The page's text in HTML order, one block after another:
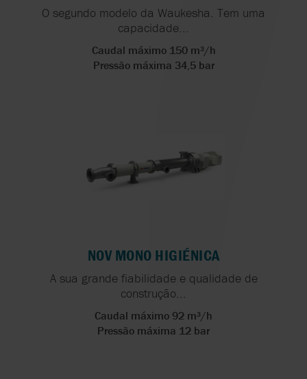
O segundo modelo da Waukesha. Tem uma
capacidade...
Caudal máximo 150 m³/h
Pressão máxima 34,5 bar
NOV MONO HIGIÉNICA
A sua grande fiabilidade e qualidade de
construção...
Caudal máximo 92 m³/h
Pressão máxima 12 bar